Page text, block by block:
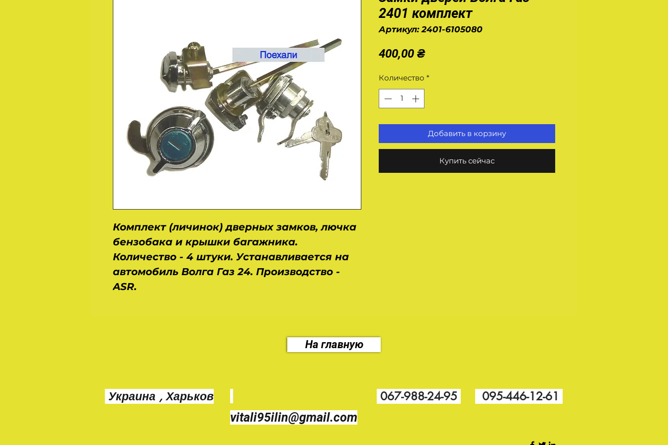
Комплект (личинок) дверных замков, лючка
бензобака и крышки багажника.
Количество - 4 штуки. Устанавливается на
автомобиль Волга Газ 24. Производство -
ASR.
2401 комплект
Артикул: 2401-6105080
400,00 ₴Цена
Количество *
Добавить в корзину
Купить сейчас
На главную
Украина , Харьков
vitali95ilin@gmail.com
067-988-24-95 095-446-12-61